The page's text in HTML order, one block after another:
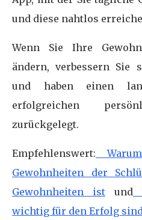
und diese nahtlos
Wenn Sie Ihre
ändern, verbessern Sie
und haben einen
erfolgreichen
zurückgelegt.
Empfehlenswert:
Gewohnheiten der
Gewohnheiten ist und
wichtig für den Erfolg